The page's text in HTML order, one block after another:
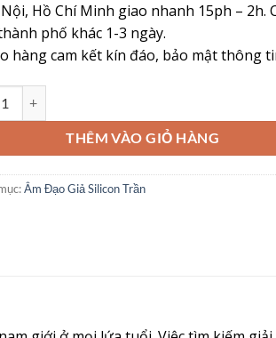
Hồ Chí Minh giao nhanh 15ph – 2h.
phố khác 1-3 ngày.
hàng cam kết kín đáo, bảo mật thông
THÊM VÀO GIỎ HÀNG
Âm Đạo Giả Silicon Trần